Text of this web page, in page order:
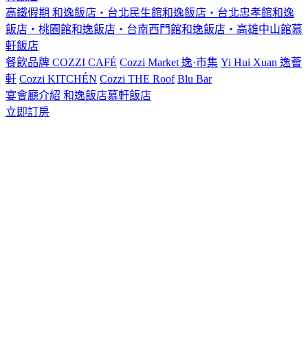
高鐵假期 和逸飯店‧台北民生館和逸飯店‧台北忠孝館和逸
飯店‧桃園館和逸飯店‧台南西門館和逸飯店‧高雄中山館慕
軒飯店
餐飲品牌 COZZI CAFÉ Cozzi Market 逸·市集 Yi Hui Xuan 逸薈
軒 Cozzi KITCHÉN Cozzi THE Roof Blu Bar
宴會廳介紹 和逸飯店慕軒飯店
立即訂房